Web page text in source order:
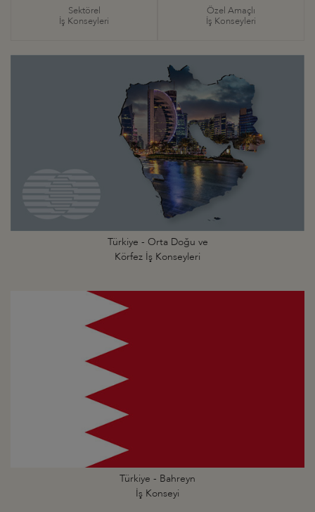
Sektörel
İş Konseyleri
Özel Amaçlı
İş Konseyleri
Türkiye - Orta Doğu ve
Körfez İş Konseyleri
Türkiye - Bahreyn
İş Konseyi